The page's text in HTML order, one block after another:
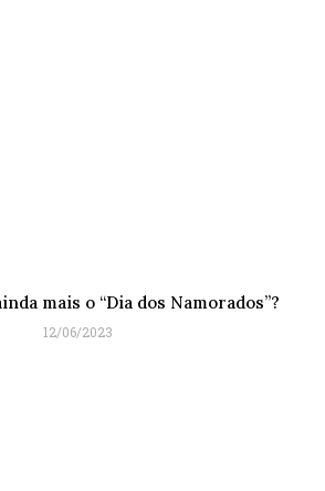
mais o “Dia dos Namorados”?
12/06/2023